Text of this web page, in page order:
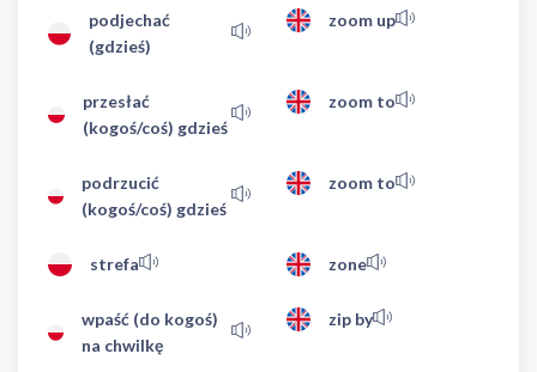
podjechać
(gdzieś)
zoom up
przesłać
(kogoś/coś) gdzieś
zoom to
podrzucić
(kogoś/coś) gdzieś
zoom to
strefa zone
wpaść (do kogoś)
na chwilkę
zip by